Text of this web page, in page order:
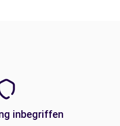
inbegriffen